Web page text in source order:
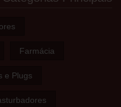
Farmácia
e Plugs